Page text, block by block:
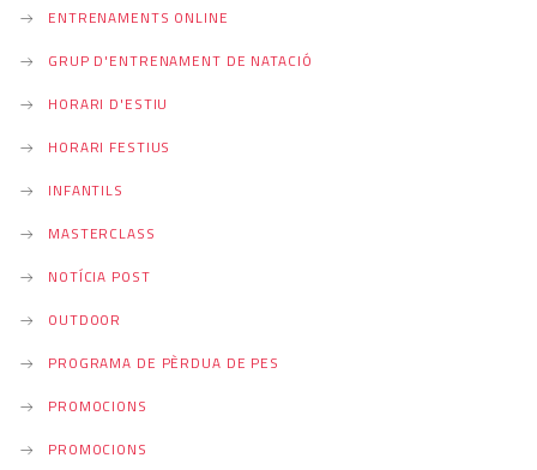
ENTRENAMENTS ONLINE
GRUP D'ENTRENAMENT DE NATACIÓ
HORARI D'ESTIU
HORARI FESTIUS
INFANTILS
MASTERCLASS
NOTÍCIA POST
OUTDOOR
PROGRAMA DE PÈRDUA DE PES
PROMOCIONS
PROMOCIONS